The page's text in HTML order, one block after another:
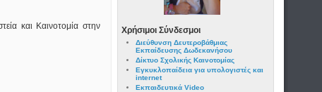
και Καινοτομία στην
Χρήσιμοι Σύνδεσμοι
Διεύθυνση Δευτεροβάθμιας
Εκπαίδευσης Δωδεκανήσου
Δίκτυο Σχολικής Καινοτομίας
Εγκυκλοπαίδεια για υπολογιστές και
internet
Εκπαιδευτικά Video